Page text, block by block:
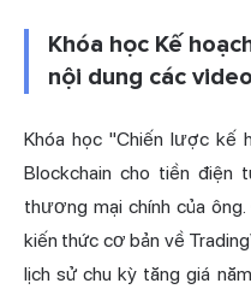
Khóa học Kế
nội dung các video
Khóa học "Chiến lược kế
Blockchain cho tiền điện
thương mại chính của
kiến thức cơ bản về
lịch sử chu kỳ tăng giá